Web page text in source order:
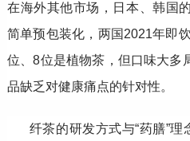
在海外其他市场，日本、韩国
简单预包装化，两国2021年即
位、8位是植物茶，但口味大多
品缺乏对健康痛点的针对性。
纤茶的研发方式与“药膳”理